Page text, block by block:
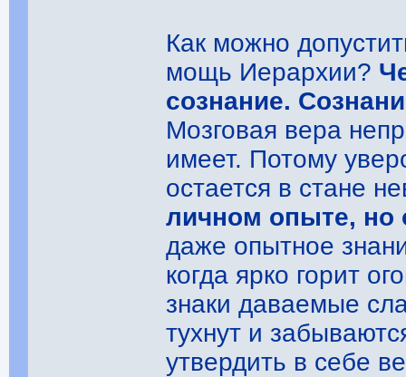
Как можно
мощь Иерархии?
сознание.
Мозговая вера
имеет. Потому
остается в стане
личном опыте, но
даже опытное
когда ярко горит
знаки даваемые
тухнут и
утвердить в себе